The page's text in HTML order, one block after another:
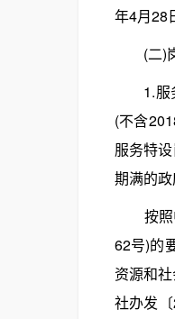
年4月28
(二)岗
1.服务
(不含
服务特
期满的
按照中
62号)的
资源和
社办发